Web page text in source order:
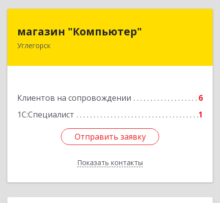
магазин "Компьютер"
Углегорск
Клиентов на сопровождении
6
1С:Специалист
1
Отправить заявку
Показать контакты
694920, Сахалинская обл, Углегорский р-н,
Отправить заявку
Назад